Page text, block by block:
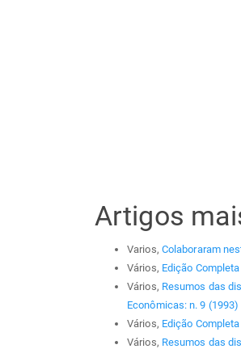
Artigos
Varios, Colaboraram
Vários, Edição
Vários, Resumos das
Econômicas: n. 9 (1993)
Vários, Edição
Vários, Resumos das